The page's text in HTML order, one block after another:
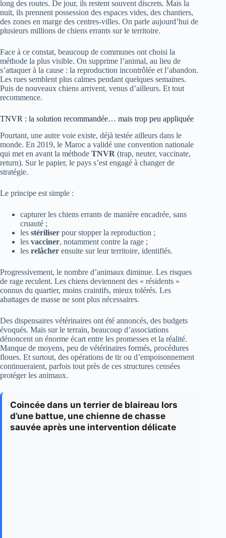
long des routes. De jour, ils restent souvent discrets. Mais la
nuit, ils prennent possession des espaces vides, des chantiers,
des zones en marge des centres-villes. On parle aujourd’hui de
plusieurs millions de chiens errants sur le territoire.
Face à ce constat, beaucoup de communes ont choisi la
méthode la plus visible. On supprime l’animal, au lieu de
s’attaquer à la cause : la reproduction incontrôlée et l’abandon.
Les rues semblent plus calmes pendant quelques semaines.
Puis de nouveaux chiens arrivent, venus d’ailleurs. Et tout
recommence.
TNVR : la solution recommandée… mais trop peu appliquée
Pourtant, une autre voie existe, déjà testée ailleurs dans le
monde. En 2019, le Maroc a validé une convention nationale
qui met en avant la méthode TNVR (trap, neuter, vaccinate,
return). Sur le papier, le pays s’est engagé à changer de
stratégie.
Le principe est simple :
capturer les chiens errants de manière encadrée, sans
cruauté ;
les stériliser pour stopper la reproduction ;
les vacciner, notamment contre la rage ;
les relâcher ensuite sur leur territoire, identifiés.
Progressivement, le nombre d’animaux diminue. Les risques
de rage reculent. Les chiens deviennent des « résidents »
connus du quartier, moins craintifs, mieux tolérés. Les
abattages de masse ne sont plus nécessaires.
Des dispensaires vétérinaires ont été annoncés, des budgets
évoqués. Mais sur le terrain, beaucoup d’associations
dénoncent un énorme écart entre les promesses et la réalité.
Manque de moyens, peu de vétérinaires formés, procédures
floues. Et surtout, des opérations de tir ou d’empoisonnement
continueraient, parfois tout près de ces structures censées
protéger les animaux.
Coincée dans un terrier de blaireau lors
d’une battue, une chienne de chasse
sauvée après une intervention délicate